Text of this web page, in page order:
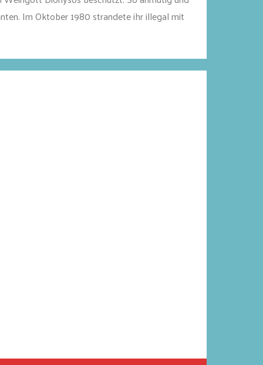
Im Oktober 1980 strandete ihr illegal mit